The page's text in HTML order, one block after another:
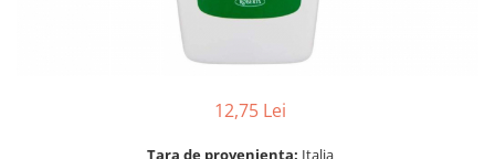
12,75 Lei
Tara de provenienta: Italia